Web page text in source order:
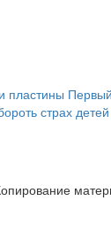
пластины
страх